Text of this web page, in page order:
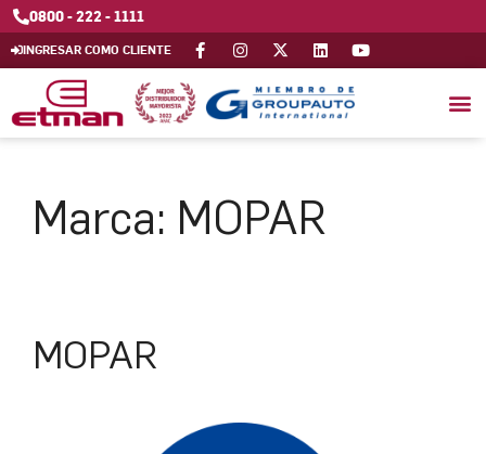
0800 - 222 - 1111
INGRESAR COMO CLIENTE
Marca: MOPAR
MOPAR